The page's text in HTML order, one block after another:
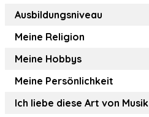
Ausbildungsniveau
Meine Religion
Meine Hobbys
Meine Persönlichkeit
Ich liebe diese Art von Musik